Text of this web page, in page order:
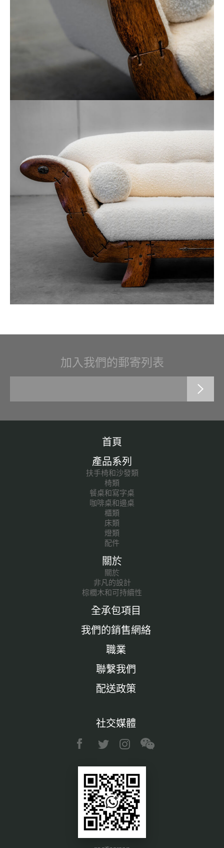
加入我們的郵寄列表
首頁
產品系列
扶手椅和沙發類
椅類
餐桌和寫字桌
咖啡桌和邊桌
櫃類
床類
燈類
配件
關於
關於
非凡的設計
棕櫚木和可持續性
全承包項目
我們的銷售網絡
職業
聯繫我們
配送政策
社交媒體